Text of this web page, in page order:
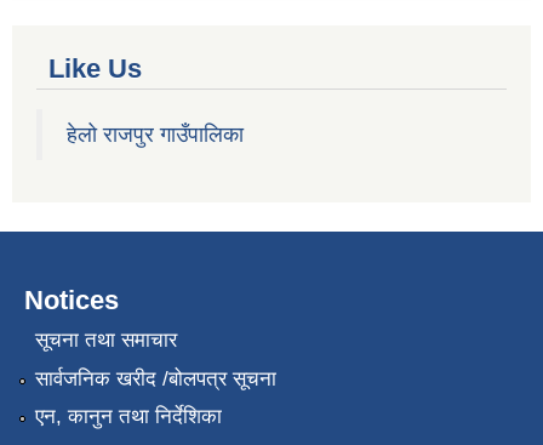
Like Us
हेलो राजपुर गाउँपालिका
Notices
सूचना तथा समाचार
सार्वजनिक खरीद /बोलपत्र सूचना
एन, कानुन तथा निर्देशिका